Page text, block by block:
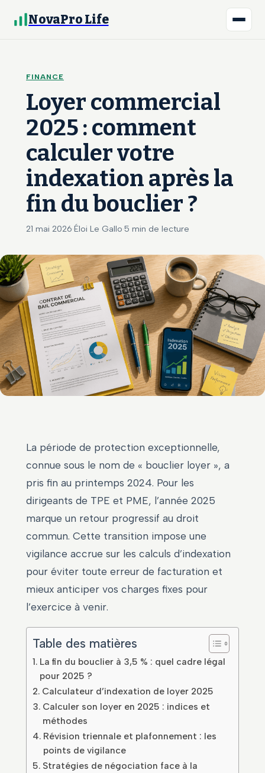
NovaPro Life
FINANCE
Loyer commercial
2025 : comment
calculer votre
indexation après la
fin du bouclier ?
21 mai 2026·Éloi Le Gallo·5 min de lecture
La période de protection exceptionnelle,
connue sous le nom de « bouclier loyer », a
pris fin au printemps 2024. Pour les
dirigeants de TPE et PME, l’année 2025
marque un retour progressif au droit
commun. Cette transition impose une
vigilance accrue sur les calculs d’indexation
pour éviter toute erreur de facturation et
mieux anticiper vos charges fixes pour
l’exercice à venir.
Table des matières
La fin du bouclier à 3,5 % : quel cadre légal
pour 2025 ?
Calculateur d’indexation de loyer 2025
Calculer son loyer en 2025 : indices et
méthodes
Révision triennale et plafonnement : les
points de vigilance
Stratégies de négociation face à la